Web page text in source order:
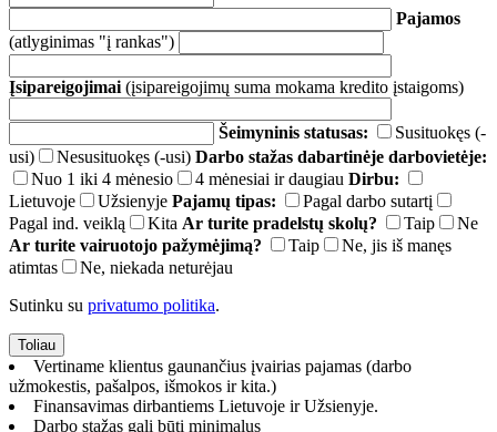
Pajamos
(atlyginimas "į rankas")
Įsipareigojimai (įsipareigojimų suma mokama kredito įstaigoms)
Šeimyninis statusas:
Susituokęs (-
usi)
Nesusituokęs (-usi) Darbo stažas dabartinėje darbovietėje:
Nuo 1 iki 4 mėnesio
4 mėnesiai ir daugiau Dirbu:
Lietuvoje
Užsienyje Pajamų tipas:
Pagal darbo sutartį
Pagal ind. veiklą
Kita Ar turite pradelstų skolų? Taip
Ne
Ar turite vairuotojo pažymėjimą?
Taip
Ne, jis iš manęs
atimtas
Ne, niekada neturėjau
Sutinku su privatumo politika.
Vertiname klientus gaunančius įvairias pajamas (darbo
užmokestis, pašalpos, išmokos ir kita.)
Finansavimas dirbantiems Lietuvoje ir Užsienyje.
Darbo stažas gali būti minimalus